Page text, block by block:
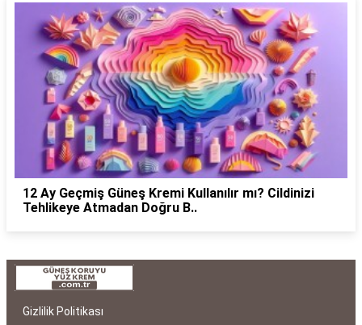
12 Ay Geçmiş Güneş Kremi Kullanılır mı? Cildinizi
Tehlikeye Atmadan Doğru B..
Gizlilik Politikası